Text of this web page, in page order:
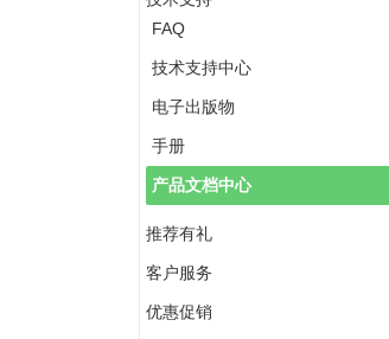
FAQ
技术支持中心
电子出版物
手册
产品文档中心
推荐有礼
客户服务
优惠促销